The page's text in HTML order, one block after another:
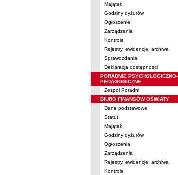
Majątek
Godziny dyżurów
Ogłoszenie
Zarządzenia
Kontrole
Rejestry, ewidencje, archiwa
Sprawozdania
Deklaracja dostępności
PORADNIE PSYCHOLOGICZNO-
PEDAGOGICZNE
Zespół Poradni
BIURO FINANSÓW OŚWIATY
Dane podstawowe
Statut
Majątek
Godziny dyżurów
Ogłoszenia
Zarządzenia
Rejestry, ewidencje, archiwa
Kontrole